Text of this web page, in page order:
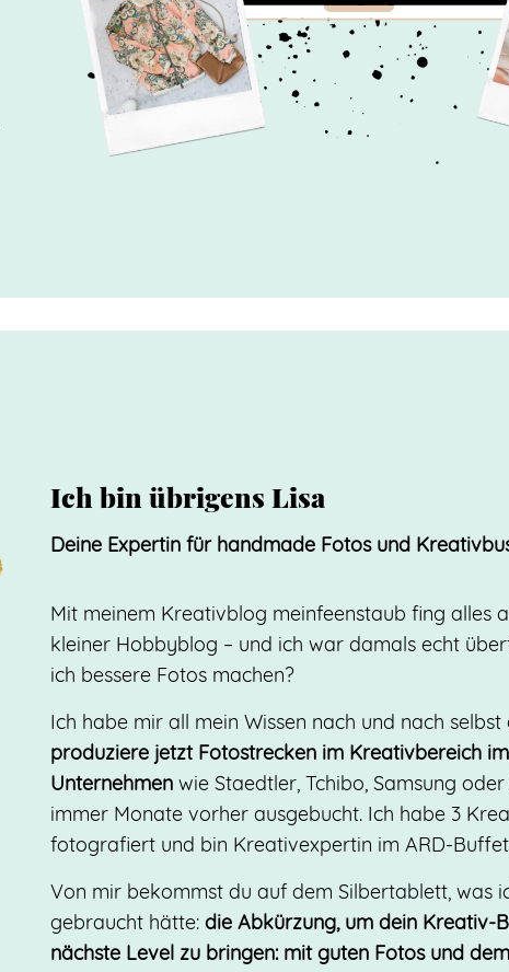
Ich bin übrigens Lisa
Deine Expertin für handmade Fotos und
Mit meinem Kreativblog meinfeenstaub fing alles
kleiner Hobbyblog – und ich war damals echt
ich bessere Fotos machen?
Ich habe mir all mein Wissen nach und nach selbst
produziere jetzt Fotostrecken im Kreativbereich
Unternehmenwie Staedtler, Tchibo, Samsung oder
immer Monate vorher ausgebucht. Ich habe 3
fotografiert und bin Kreativexpertin im ARD-
Von mir bekommst du auf dem Silbertablett, was
gebraucht hätte: die Abkürzung, um dein Kreativ-
nächste Level zu bringen: mit guten Fotos und